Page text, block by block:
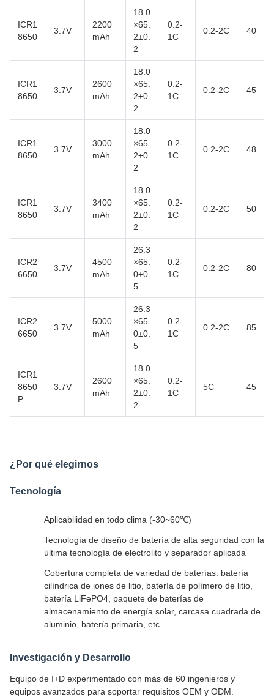
ICR1
8650
3.7V
2200
mAh
18.0
×65.
2±0.
2
0.2-
1C
0.2-2C 40
ICR1
8650
3.7V
2600
mAh
18.0
×65.
2±0.
2
0.2-
1C
0.2-2C 45
ICR1
8650
3.7V
3000
mAh
18.0
×65.
2±0.
2
0.2-
1C
0.2-2C 48
ICR1
8650
3.7V
3400
mAh
18.0
×65.
2±0.
2
0.2-
1C
0.2-2C 50
ICR2
6650
3.7V
4500
mAh
26.3
×65.
0±0.
5
0.2-
1C
0.2-2C 80
ICR2
6650
3.7V
5000
mAh
26.3
×65.
0±0.
5
0.2-
1C
0.2-2C 85
ICR1
8650
P
3.7V
2600
mAh
18.0
×65.
2±0.
2
0.2-
1C
5C 45
¿Por qué elegirnos
Tecnología
Aplicabilidad en todo clima (-30~60℃)
Tecnología de diseño de batería de alta seguridad con la
última tecnología de electrolito y separador aplicada
Cobertura completa de variedad de baterías: batería
cilíndrica de iones de litio, batería de polímero de litio,
batería LiFePO4, paquete de baterías de
almacenamiento de energía solar, carcasa cuadrada de
aluminio, batería primaria, etc.
Investigación y Desarrollo
Equipo de I+D experimentado con más de 60 ingenieros y
equipos avanzados para soportar requisitos OEM y ODM.